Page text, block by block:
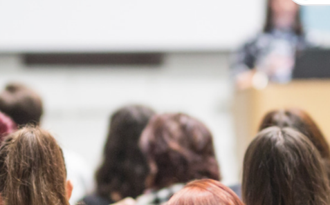
Activiteiten & Contact
Help mee
Over ons
Voor professionals